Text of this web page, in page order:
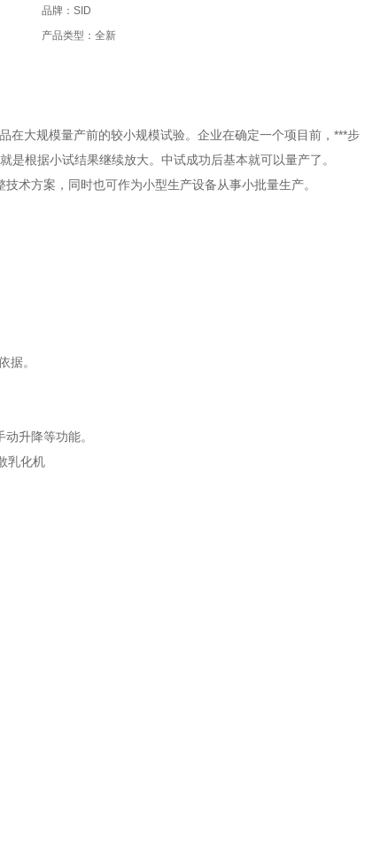
品牌：SID
产品类型：全新
在大规模量产前的较小规模试验。企业在确定一个项目前，***步
是根据小试结果继续放大。中试成功后基本就可以量产了。
术方案，同时也可作为小型生产设备从事小批量生产。
据。
升降等功能。